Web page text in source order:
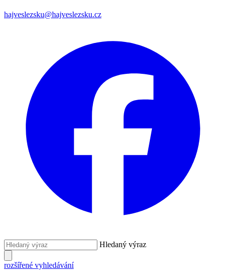
hajveslezsku@hajveslezsku.cz
Hledaný výraz
rozšířené vyhledávání